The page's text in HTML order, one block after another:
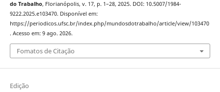
do Trabalho, Florianópolis, v. 17, p. 1–28, 2025. DOI: 10.5007/1984-
9222.2025.e103470. Disponível em:
https://periodicos.ufsc.br/index.php/mundosdotrabalho/article/view/103470
. Acesso em: 9 ago. 2026.
Fomatos de Citação
Edição